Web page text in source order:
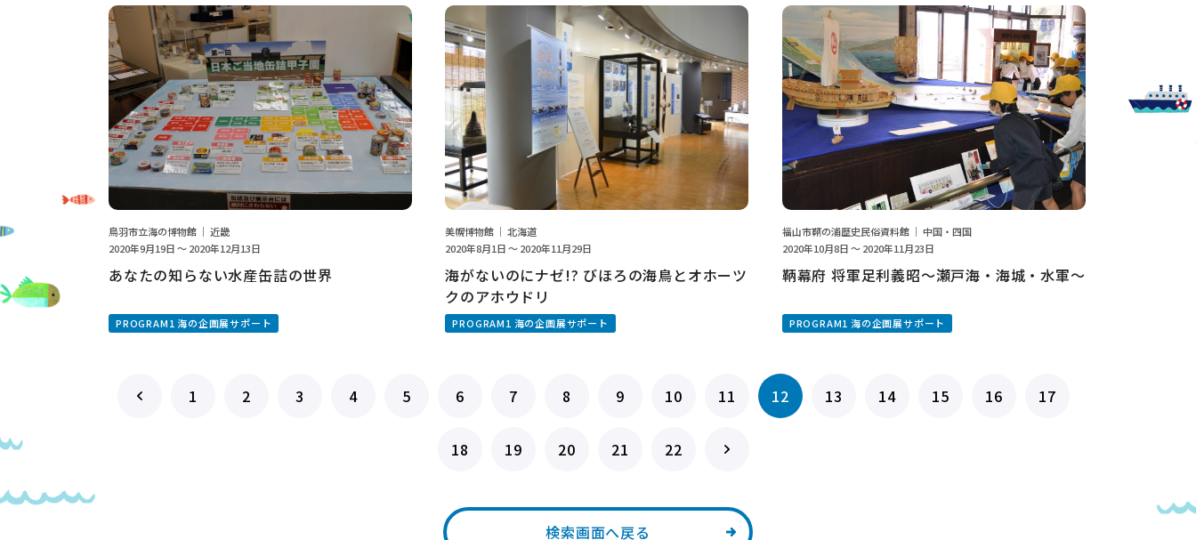
鳥羽市立海の博物館 ｜ 近畿
2020年9月19日 ～ 2020年12月13日
あなたの知らない水産缶詰の世界
PROGRAM1 海の企画展サポート
美幌博物館 ｜ 北海道
2020年8月1日 ～ 2020年11月29日
海がないのにナゼ!? びほろの海鳥とオホーツ
クのアホウドリ
PROGRAM1 海の企画展サポート
福山市鞆の浦歴史民俗資料館 ｜ 中国・四国
2020年10月8日 ～ 2020年11月23日
鞆幕府 将軍足利義昭～瀬戸海・海城・水軍～
PROGRAM1 海の企画展サポート
1 2 3 4 5 6 7 8 9 10 11 12 13 14 15 16 17
18 19 20 21 22
検索画面へ戻る